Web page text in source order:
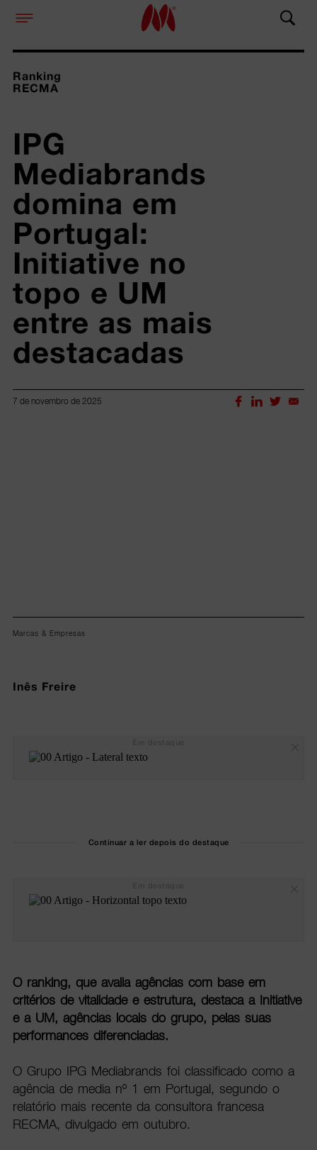
Ranking
RECMA
IPG
Mediabrands
domina em
Portugal:
Initiative no
topo e UM
entre as mais
destacadas
7 de novembro de 2025
Marcas & Empresas
Inês Freire
Continuar a ler depois do destaque
O ranking, que avalia agências com base em
critérios de vitalidade e estrutura, destaca a Initiative
e a UM, agências locais do grupo, pelas suas
performances diferenciadas.
O Grupo IPG Mediabrands foi classificado como a
agência de media nº 1 em Portugal, segundo o
relatório mais recente da consultora francesa
RECMA, divulgado em outubro.